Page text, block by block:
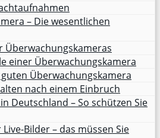
– Die wesentlichen
Überwachungskameras
einer Überwachungskamera
Überwachungskamera
nach einem Einbruch
Deutschland – So schützen Sie
Bilder – das müssen Sie